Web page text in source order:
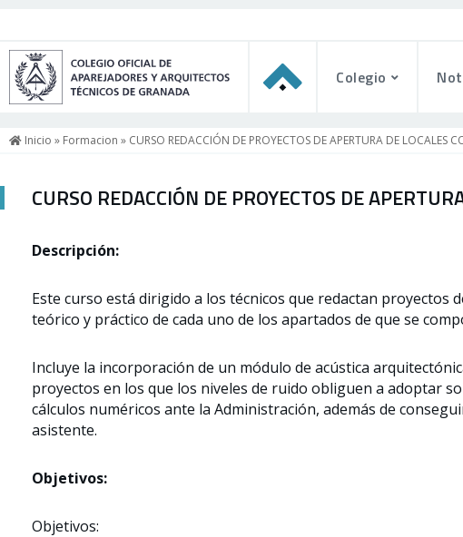
Colegio
Inicio » Formacion » CURSO REDACCIÓN DE PROYECTOS DE APERTURA DE LOCALES
CURSO REDACCIÓN DE PROYECTOS DE
Descripción:
Este curso está dirigido a los técnicos que redactan proyectos
teórico y práctico de cada uno de los apartados de que se
Incluye la incorporación de un módulo de acústica
proyectos en los que los niveles de ruido obliguen a adoptar
cálculos numéricos ante la Administración, además de
asistente.
Objetivos:
Objetivos: